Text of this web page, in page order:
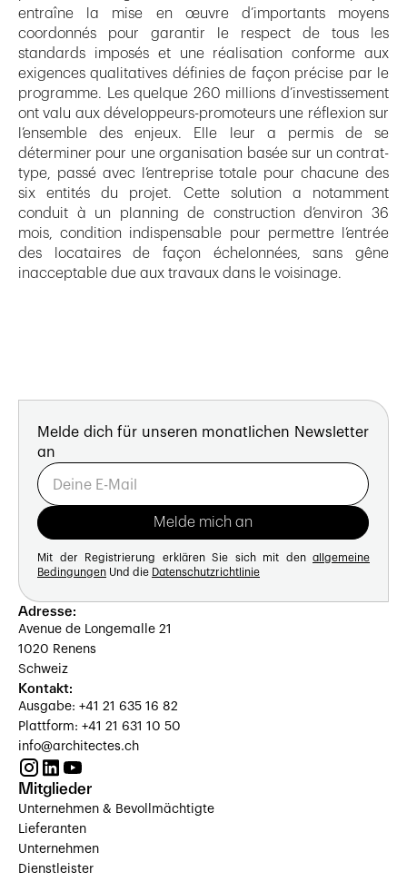
entraîne la mise en œuvre d’importants moyens
coordonnés pour garantir le respect de tous les
standards imposés et une réalisation conforme aux
exigences qualitatives définies de façon précise par le
programme. Les quelque 260 millions d’investissement
ont valu aux développeurs-promoteurs une réflexion sur
l’ensemble des enjeux. Elle leur a permis de se
déterminer pour une organisation basée sur un contrat-
type, passé avec l’entreprise totale pour chacune des
six entités du projet. Cette solution a notamment
conduit à un planning de construction d’environ 36
mois, condition indispensable pour permettre l’entrée
des locataires de façon échelonnées, sans gêne
inacceptable due aux travaux dans le voisinage.
Melde dich für unseren monatlichen Newsletter
an
Mit der Registrierung erklären Sie sich mit den allgemeine
Bedingungen Und die Datenschutzrichtlinie
Adresse:
Avenue de Longemalle 21
1020 Renens
Schweiz
Kontakt:
Ausgabe: +41 21 635 16 82
Plattform: +41 21 631 10 50
info@architectes.ch
Mitglieder
Unternehmen & Bevollmächtigte
Lieferanten
Unternehmen
Dienstleister